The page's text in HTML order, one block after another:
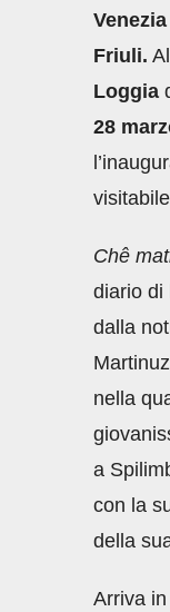
Friuli.
Loggia
28
Chê
diario di
dalla
nella
a
con la
della
Arriva